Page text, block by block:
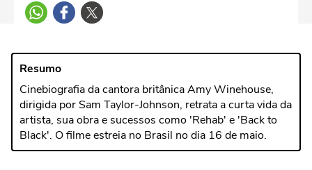
Resumo
Cinebiografia da cantora britânica Amy Winehouse,
dirigida por Sam Taylor-Johnson, retrata a curta vida da
artista, sua obra e sucessos como 'Rehab' e 'Back to
Black'. O filme estreia no Brasil no dia 16 de maio.